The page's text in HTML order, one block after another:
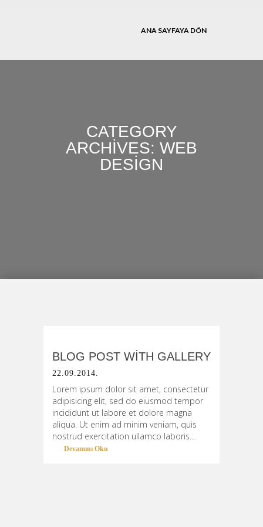
ANA SAYFAYA DÖN
CATEGORY
ARCHIVES: WEB
DESIGN
BLOG POST WITH GALLERY
22.09.2014.
Lorem ipsum dolor sit amet, consectetur
adipisicing elit, sed do eiusmod tempor
incididunt ut labore et dolore magna
aliqua. Ut enim ad minim veniam, quis
nostrud exercitation ullamco laboris...
Devamını Oku